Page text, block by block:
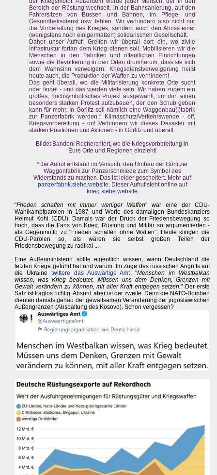
Bereich der Rüstung wechselt, in der Bahnsanierung, auf den
Fahrersitzen von Bussen und Bahnen, im Pflege- und
Gesundheitsdienst usw. fehlen. Wir verhindern also nicht nur
die Vorbereitung des Krieges, sondern auch den Abriss einer
(wenigstens noch einigermaßen) solidarischen Gesellschaft.
Daher unser Aufruf: Greifen wir überall dort ein, wo zivile
Infrastruktur fortan dem Krieg dienen soll. Mobilisieren wir die
Menschen in den Fabriken und öffentlichen Einrichtungen
sowie die Bevölkerung in den Orten drumherum, dass sie sich
dem Wahnsinn verweigern. Kriegsdienstverweigerung heißt
heute auch, die Produktion der Waffen zu verhindern!
Das geht überall, wo die Militarisierung konkrete Orte sucht
oder findet - und das werden viele sein. Wir haben zudem ein
großes, hochsymbolisches Projekt ausgewählt, um dort einen
besonders starken Protest aufzubauen, der den Schub geben
kann für mehr. In Görlitz soll nämlich eine Waggonbau(!)fabrik
zur Panzerfabrik werden.* Klimaschutz/Verkehrswende - off,
Kriegsvorbereitung - on! Verhindern wir dieses Desaster mit
starken Positionen und Aktionen - in Görlitz und überall.
Bildet Banden! Recherchiert, wo die Kriegsvorbereitung in
Eure Orte und Regionen einzieht!
*Der Aufruf entstand im Versuch, den Umbau der Görlitzer
Waggonfabrik zur Panzerschmiede zum Symbol des
Widerstands zu machen. Das ist leider gescheitert. Mehr auf
panzerfabrik.siehe.website. Dieser Aufruf steht online auf
krieg.siehe.website
"Frieden schaffen mit immer weniger Waffen" war eine der CDU-
Wahlkampfparolen in 1987 und Worte des damaligen Bundeskanzlers
Helmut Kohl (CDU). Damals war der Druck der Friedensbewegung so
hoch, dass die Fans von Krieg, Rüstung und Militär so argumentierten -
als Gegenmotto zu "Frieden schaffen ohne Waffen". Heute klingen die
CDU-Parolen so, als wären sie selbst großen Teilen der
Friedensbewegung zu radikal ...
Eine Außenministerin sollte eigentlich wissen, wann Deutschland die
letzten Kriege geführt hat und warum. Im Zuge des russischen Angriffs auf
die Ukraine twittere das Auswärtige Amt: "Menschen im Westbalkan
wissen, was Krieg bedeutet. Müssen uns dem Denken, Grenzen mit
Gewalt verändern zu können, mit aller Kraft entgegen setzen." Der erste
Satz ist fraglos richtig. Absurd aber ist der zweite. Denn die NATO-Bomben
dienten damals genau der gewaltsamen Veränderung der jugoslawischen
Außengrenzen (Abspaltung des Kosovo). Schon vergessen?